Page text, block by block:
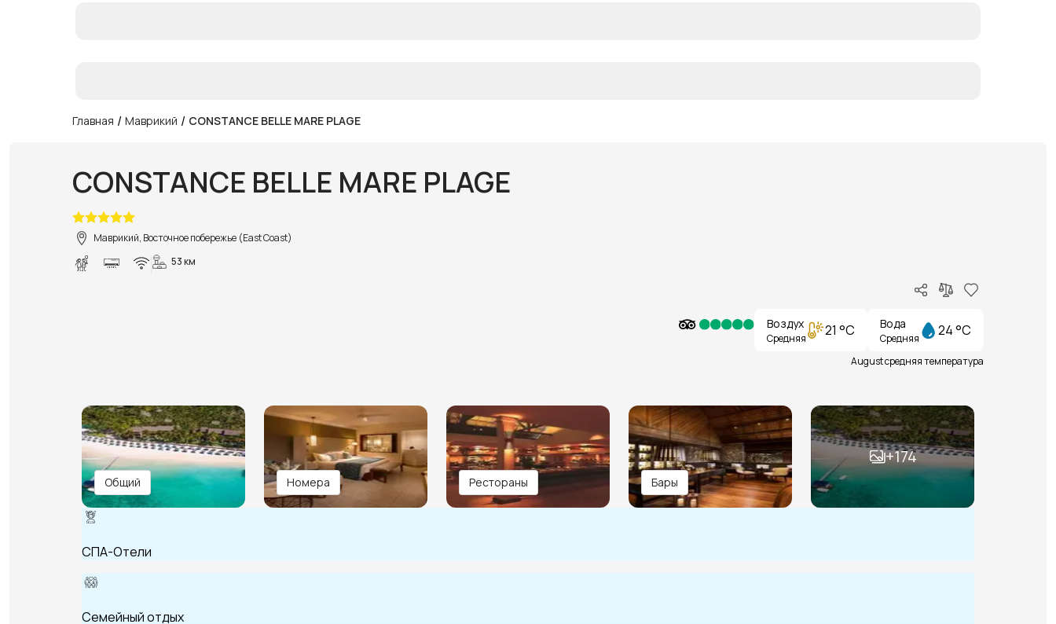
Главная / Маврикий / CONSTANCE BELLE MARE PLAGE
CONSTANCE BELLE MARE PLAGE
Маврикий, Восточное побережье (East Coast)
53 км
Воздух
Средняя 21 °C Вода
Средняя 24 °C
August средняя температура
Общий Номера Рестораны Бары
+174
СПА-Отели
Семейный отдых